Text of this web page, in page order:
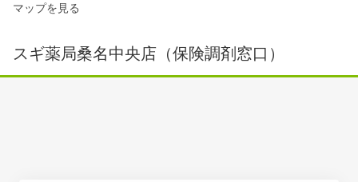
マップを見る
スギ薬局桑名中央店（保険調剤窓口）